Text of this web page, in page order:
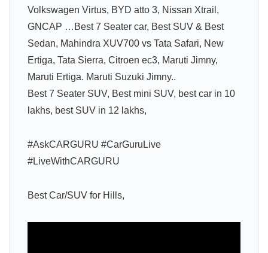
Volkswagen Virtus, BYD atto 3, Nissan Xtrail,
GNCAP …Best 7 Seater car, Best SUV & Best
Sedan, Mahindra XUV700 vs Tata Safari, New
Ertiga, Tata Sierra, Citroen ec3, Maruti Jimny,
Maruti Ertiga. Maruti Suzuki Jimny..
Best 7 Seater SUV, Best mini SUV, best car in 10
lakhs, best SUV in 12 lakhs,
#AskCARGURU #CarGuruLive
#LiveWithCARGURU
Best Car/SUV for Hills,